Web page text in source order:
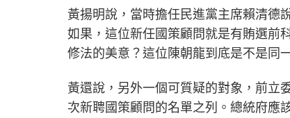
黃揚明說，當時擔任民進黨主席賴清德
如果，這位新任國策顧問就是有賄選前
修法的美意？這位陳朝龍到底是不是同
黃還說，另外一個可質疑的對象，前立
次新聘國策顧問的名單之列。總統府應